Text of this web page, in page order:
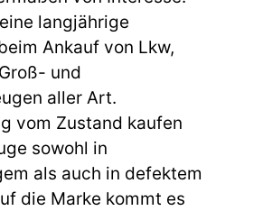
langjährige
Ankauf von Lkw,
und
aller Art.
vom Zustand kaufen
sowohl in
als auch in defektem
die Marke kommt es